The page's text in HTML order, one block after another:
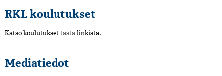
RKL koulutukset
Katso koulutukset tästä linkistä.
Mediatiedot